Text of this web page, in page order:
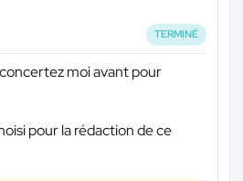
TERMINÉ
moi avant pour
pour la rédaction de ce